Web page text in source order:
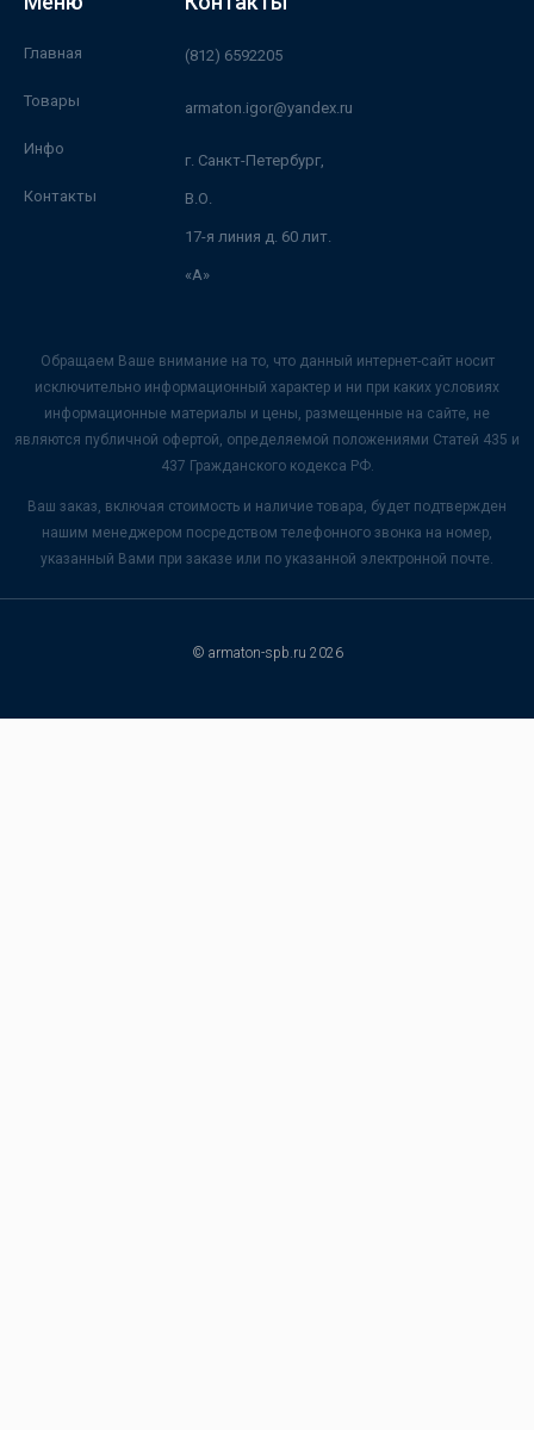
Главная
Товары
Инфо
Контакты
(812) 6592205
armaton.igor@yandex.ru
г. Санкт-Петербург,
В.О.
17-я линия д. 60 лит.
«А»
Обращаем Ваше внимание на то, что данный интернет-сайт носит
исключительно информационный характер и ни при каких условиях
информационные материалы и цены, размещенные на сайте, не
являются публичной офертой, определяемой положениями Статей 435 и
437 Гражданского кодекса РФ.
Ваш заказ, включая стоимость и наличие товара, будет подтвержден
нашим менеджером посредством телефонного звонка на номер,
указанный Вами при заказе или по указанной электронной почте.
© armaton-spb.ru 2026